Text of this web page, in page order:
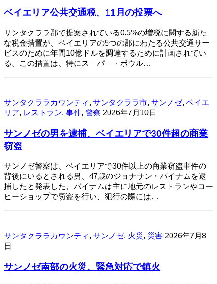
ベイエリア公共交通税、11月の投票へ
サンタクララ郡で提案されている0.5%の増税に関する新た
な税金措置が、ベイエリアの5つの郡にわたる公共交通サー
ビスのために年間10億ドルを調達するために計画されてい
る。この措置は、特にスーパー・ボウル…
サンタクララカウンティ , サンタクララ市, サンノゼ, ベイエ
リア, レストラン, 事件, 警察 2026年7月10日
サンノゼの男を逮捕、ベイエリアで30件超の商業
窃盗
サンノゼ警察は、ベイエリアで30件以上の商業窃盗事件の
背後にいるとされる男、47歳のジョナサン・バイナムを逮
捕したと発表した。バイナムは主に地元のレストランやコー
ヒーショップで窃盗を行い、犯行の際には…
サンタクララカウンティ , サンノゼ, 火災, 災害 2026年7月8
日
サンノゼ南部の火災、緊急対応で鎮火